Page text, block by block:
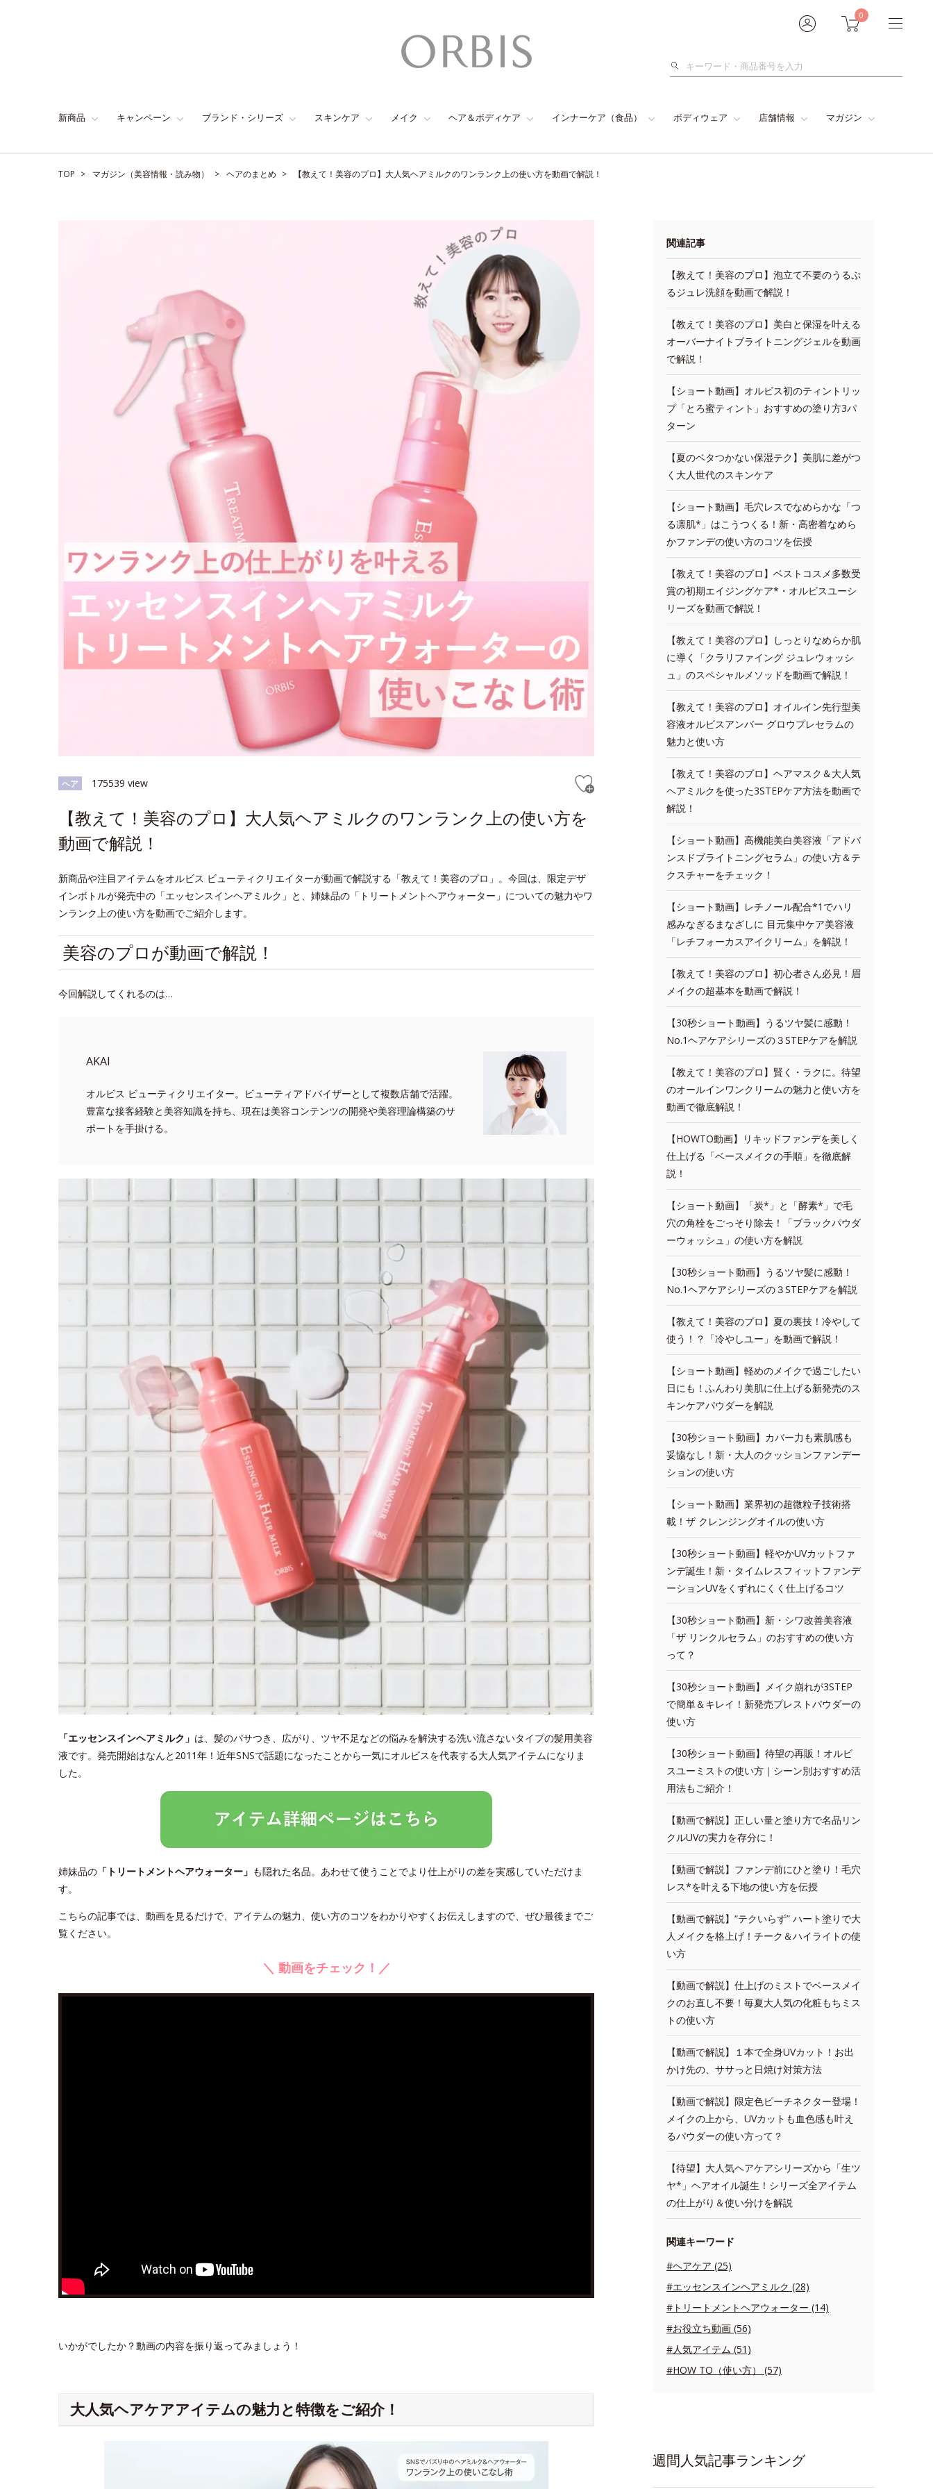
0
検
新商品 キャンペーン ブランド・シリーズ スキンケア メイク ヘア＆ボディケア インナーケア（食品） ボディウェア 店舗情報 マガジン
TOP マガジン（美容情報・読み物） ヘアのまとめ 【教えて！美容のプロ】大人気ヘアミルクのワンランク上の使い方を動画で解説！
ヘア 175539 view
【教えて！美容のプロ】大人気ヘアミルクのワンランク上の使い方を
動画で解説！
新商品や注目アイテムをオルビス ビューティクリエイターが動画で解説する「教えて！美容のプロ」。今回は、限定デザ
インボトルが発売中の「エッセンスインヘアミルク」と、姉妹品の「トリートメントヘアウォーター」についての魅力やワ
ンランク上の使い方を動画でご紹介します。
美容のプロが動画で解説！
今回解説してくれるのは…
AKAI
オルビス ビューティクリエイター。ビューティアドバイザーとして複数店舗で活躍。
豊富な接客経験と美容知識を持ち、現在は美容コンテンツの開発や美容理論構築のサ
ポートを手掛ける。
「エッセンスインヘアミルク」 は、髪のパサつき、広がり、ツヤ不足などの悩みを解決する洗い流さないタイプの髪用美容
液です。発売開始はなんと2011年！近年SNSで話題になったことから一気にオルビスを代表する大人気アイテムになりま
した。
姉妹品の 「トリートメントヘアウォーター」 も隠れた名品。あわせて使うことでより仕上がりの差を実感していただけま
す。
こちらの記事では、動画を見るだけで、アイテムの魅力、使い方のコツをわかりやすくお伝えしますので、ぜひ最後までご
覧ください。
＼ 動画をチェック！／
いかがでしたか？動画の内容を振り返ってみましょう！
大人気ヘアケアアイテムの魅力と特徴をご紹介！
関連記事
【教えて！美容のプロ】泡立て不要のうるぷ
るジュレ洗顔を動画で解説！
【教えて！美容のプロ】美白と保湿を叶える
オーバーナイトブライトニングジェルを動画
で解説！
【ショート動画】オルビス初のティントリッ
プ「とろ蜜ティント」おすすめの塗り方3パ
ターン
【夏のベタつかない保湿テク】美肌に差がつ
く大人世代のスキンケア
【ショート動画】毛穴レスでなめらかな「つ
る凛肌*」はこうつくる！新・高密着なめら
かファンデの使い方のコツを伝授
【教えて！美容のプロ】ベストコスメ多数受
賞の初期エイジングケア*・オルビスユーシ
リーズを動画で解説！
【教えて！美容のプロ】しっとりなめらか肌
に導く「クラリファイング ジュレウォッシ
ュ」のスペシャルメソッドを動画で解説！
【教えて！美容のプロ】オイルイン先行型美
容液オルビスアンバー グロウプレセラムの
魅力と使い方
【教えて！美容のプロ】ヘアマスク＆大人気
ヘアミルクを使った3STEPケア方法を動画で
解説！
【ショート動画】高機能美白美容液「アドバ
ンスドブライトニングセラム」の使い方＆テ
クスチャーをチェック！
【ショート動画】レチノール配合*1でハリ
感みなぎるまなざしに 目元集中ケア美容液
「レチフォーカスアイクリーム」を解説！
【教えて！美容のプロ】初心者さん必見！眉
メイクの超基本を動画で解説！
【30秒ショート動画】うるツヤ髪に感動！
No.1ヘアケアシリーズの３STEPケアを解説
【教えて！美容のプロ】賢く・ラクに。待望
のオールインワンクリームの魅力と使い方を
動画で徹底解説！
【HOWTO動画】リキッドファンデを美しく
仕上げる「ベースメイクの手順」を徹底解
説！
【ショート動画】「炭*」と「酵素*」で毛
穴の角栓をごっそり除去！「ブラックパウダ
ーウォッシュ」の使い方を解説
【30秒ショート動画】うるツヤ髪に感動！
No.1ヘアケアシリーズの３STEPケアを解説
【教えて！美容のプロ】夏の裏技！冷やして
使う！？「冷やしユー」を動画で解説！
【ショート動画】軽めのメイクで過ごしたい
日にも！ふんわり美肌に仕上げる新発売のス
キンケアパウダーを解説
【30秒ショート動画】カバー力も素肌感も
妥協なし！新・大人のクッションファンデー
ションの使い方
【ショート動画】業界初の超微粒子技術搭
載！ザ クレンジングオイルの使い方
【30秒ショート動画】軽やかUVカットファ
ンデ誕生！新・タイムレスフィットファンデ
ーションUVをくずれにくく仕上げるコツ
【30秒ショート動画】新・シワ改善美容液
「ザ リンクルセラム」のおすすめの使い方
って？
【30秒ショート動画】メイク崩れが3STEP
で簡単＆キレイ！新発売プレストパウダーの
使い方
【30秒ショート動画】待望の再販！オルビ
スユーミストの使い方｜シーン別おすすめ活
用法もご紹介！
【動画で解説】正しい量と塗り方で名品リン
クルUVの実力を存分に！
【動画で解説】ファンデ前にひと塗り！毛穴
レス*を叶える下地の使い方を伝授
【動画で解説】“テクいらず” ハート塗りで大
人メイクを格上げ！チーク＆ハイライトの使
い方
【動画で解説】仕上げのミストでベースメイ
クのお直し不要！毎夏大人気の化粧もちミス
トの使い方
【動画で解説】１本で全身UVカット！お出
かけ先の、ササっと日焼け対策方法
【動画で解説】限定色ピーチネクター登場！
メイクの上から、UVカットも血色感も叶え
るパウダーの使い方って？
【待望】大人気ヘアケアシリーズから「生ツ
ヤ*」ヘアオイル誕生！シリーズ全アイテム
の仕上がり＆使い分けを解説
関連キーワード
#ヘアケア (25)
#エッセンスインヘアミルク (28)
#トリートメントヘアウォーター (14)
#お役立ち動画 (56)
#人気アイテム (51)
#HOW TO（使い方） (57)
週間人気記事ランキング